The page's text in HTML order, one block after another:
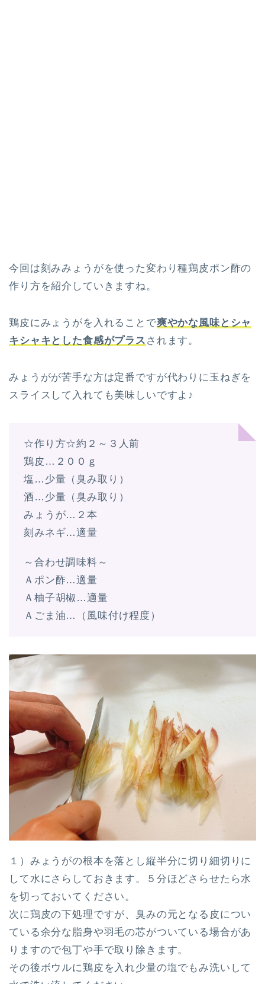
今回は刻みみょうがを使った変わり種鶏皮ポン酢の
作り方を紹介していきますね。
鶏皮にみょうがを入れることで爽やかな風味とシャ
キシャキとした食感がプラス されます。
みょうがが苦手な方は定番ですが代わりに玉ねぎを
スライスして入れても美味しいですよ♪
☆作り方☆約２～３人前
鶏皮…２００ｇ
塩…少量（臭み取り）
酒…少量（臭み取り）
みょうが…２本
刻みネギ…適量
～合わせ調味料～
Ａポン酢…適量
Ａ柚子胡椒…適量
Ａごま油…（風味付け程度）
１）みょうがの根本を落とし縦半分に切り細切りに
して水にさらしておきます。５分ほどさらせたら水
を切っておいてください。
次に鶏皮の下処理ですが、臭みの元となる皮につい
ている余分な脂身や羽毛の芯がついている場合があ
りますので包丁や手で取り除きます。
その後ボウルに鶏皮を入れ少量の塩でもみ洗いして